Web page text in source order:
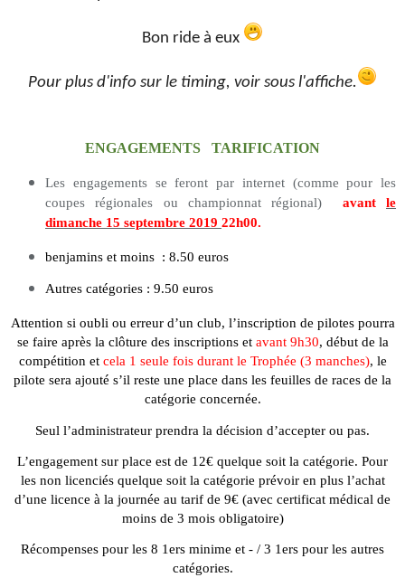
Bon ride à eux
Pour plus d'info sur le timing, voir sous l'affiche.
ENGAGEMENTS TARIFICATION
Les engagements se feront par internet (comme pour les
coupes régionales ou championnat régional) avant
le
dimanche 15 septembre 2019 22h00.
benjamins et moins : 8.50 euros
Autres catégories : 9.50 euros
Attention si oubli ou erreur d’un club, l’inscription de pilotes pourra
se faire après la clôture des inscriptions et avant 9h30, début de la
compétition et cela 1 seule fois durant le Trophée (3 manches), le
pilote sera ajouté s’il reste une place dans les feuilles de races de la
catégorie concernée.
Seul l’administrateur prendra la décision d’accepter ou pas.
L’engagement sur place est de 12€ quelque soit la catégorie. Pour
les non licenciés quelque soit la catégorie prévoir en plus l’achat
d’une licence à la journée au tarif de 9€ (avec certificat médical de
moins de 3 mois obligatoire)
Récompenses pour les 8 1ers minime et - / 3 1ers pour les autres
catégories.